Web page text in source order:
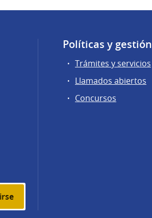
Políticas y gestión
Trámites y servicios
Llamados abiertos
Concursos